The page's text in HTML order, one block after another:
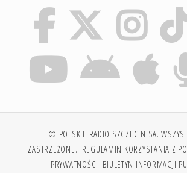
© POLSKIE RADIO SZCZECIN SA.
ZASTRZEŻONE. REGULAMIN KORZYSTANIA Z
PRYWATNOŚCI BIULETYN INFORMACJI